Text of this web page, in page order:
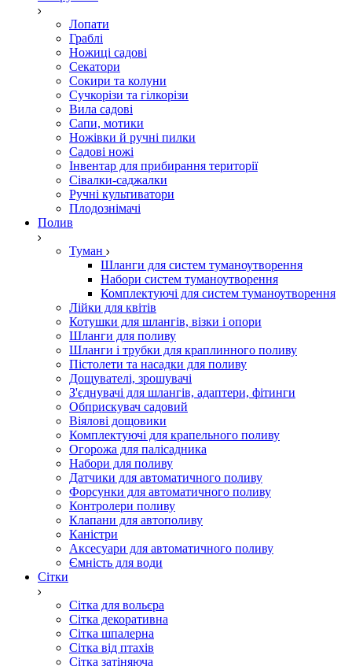
Лопати
Граблі
Ножиці садові
Секатори
Сокири та колуни
Сучкорізи та гілкорізи
Вила садові
Сапи, мотики
Ножівки й ручні пилки
Садові ножі
Інвентар для прибирання території
Сівалки-саджалки
Ручні культиватори
Плодознімачі
Полив
Туман
Шланги для систем туманоутворення
Набори систем туманоутворення
Комплектуючі для систем туманоутворення
Лійки для квітів
Котушки для шлангів, візки і опори
Шланги для поливу
Шланги і трубки для краплинного поливу
Пістолети та насадки для поливу
Дощувателі, зрошувачі
З'єднувачі для шлангів, адаптери, фітинги
Обприскувач садовий
Віялові дощовики
Комплектуючі для крапельного поливу
Огорожа для палісадника
Набори для поливу
Датчики для автоматичного поливу
Форсунки для автоматичного поливу
Контролери поливу
Клапани для автополиву
Каністри
Аксесуари для автоматичного поливу
Ємність для води
Сітки
Сітка для вольєра
Сітка декоративна
Сітка шпалерна
Сітка від птахів
Сітка затіняюча